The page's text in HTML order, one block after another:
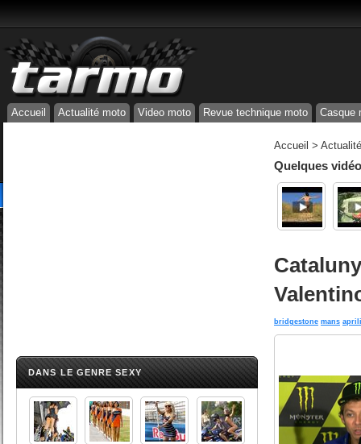
Accueil Actualité moto Video moto Revue technique moto Casque
DANS LE GENRE SEXY
Accueil >
Quelques
bridgestone mans